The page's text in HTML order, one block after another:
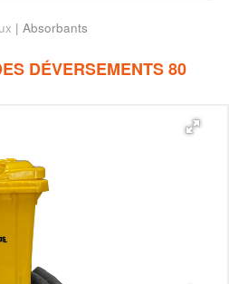
| Absorbants
DÉVERSEMENTS 80